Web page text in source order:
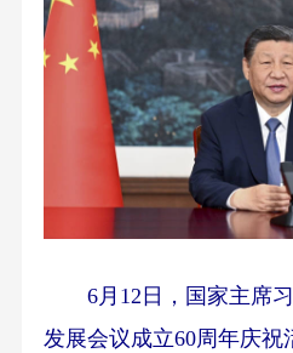
6月12日，国家主席
发展会议成立60周年庆祝